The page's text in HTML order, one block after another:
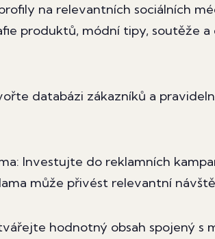
na relevantních sociálních
produktů, módní tipy, soutěže
databázi zákazníků a
Investujte do reklamních
může přivést relevantní
hodnotný obsah spojený s